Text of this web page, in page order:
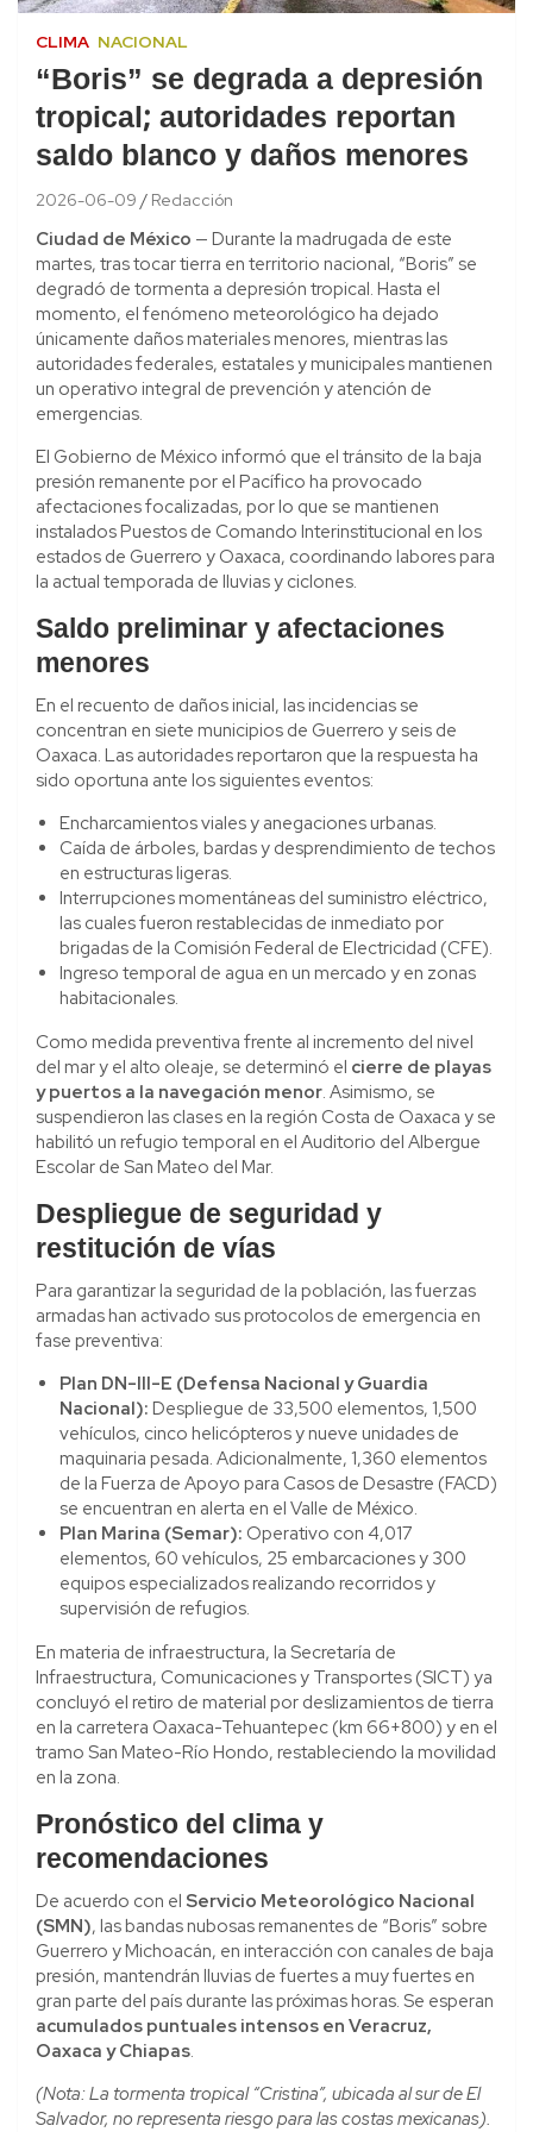
CLIMA NACIONAL
“Boris” se degrada a depresión
tropical; autoridades reportan
saldo blanco y daños menores
2026-06-09 Redacción
Ciudad de México — Durante la madrugada de este
martes, tras tocar tierra en territorio nacional, “Boris” se
degradó de tormenta a depresión tropical. Hasta el
momento, el fenómeno meteorológico ha dejado
únicamente daños materiales menores, mientras las
autoridades federales, estatales y municipales mantienen
un operativo integral de prevención y atención de
emergencias.
El Gobierno de México informó que el tránsito de la baja
presión remanente por el Pacífico ha provocado
afectaciones focalizadas, por lo que se mantienen
instalados Puestos de Comando Interinstitucional en los
estados de Guerrero y Oaxaca, coordinando labores para
la actual temporada de lluvias y ciclones.
Saldo preliminar y afectaciones
menores
En el recuento de daños inicial, las incidencias se
concentran en siete municipios de Guerrero y seis de
Oaxaca. Las autoridades reportaron que la respuesta ha
sido oportuna ante los siguientes eventos:
Encharcamientos viales y anegaciones urbanas.
Caída de árboles, bardas y desprendimiento de techos
en estructuras ligeras.
Interrupciones momentáneas del suministro eléctrico,
las cuales fueron restablecidas de inmediato por
brigadas de la Comisión Federal de Electricidad (CFE).
Ingreso temporal de agua en un mercado y en zonas
habitacionales.
Como medida preventiva frente al incremento del nivel
del mar y el alto oleaje, se determinó el cierre de playas
y puertos a la navegación menor. Asimismo, se
suspendieron las clases en la región Costa de Oaxaca y se
habilitó un refugio temporal en el Auditorio del Albergue
Escolar de San Mateo del Mar.
Despliegue de seguridad y
restitución de vías
Para garantizar la seguridad de la población, las fuerzas
armadas han activado sus protocolos de emergencia en
fase preventiva:
Plan DN-III-E (Defensa Nacional y Guardia
Nacional): Despliegue de 33,500 elementos, 1,500
vehículos, cinco helicópteros y nueve unidades de
maquinaria pesada. Adicionalmente, 1,360 elementos
de la Fuerza de Apoyo para Casos de Desastre (FACD)
se encuentran en alerta en el Valle de México.
Plan Marina (Semar): Operativo con 4,017
elementos, 60 vehículos, 25 embarcaciones y 300
equipos especializados realizando recorridos y
supervisión de refugios.
En materia de infraestructura, la Secretaría de
Infraestructura, Comunicaciones y Transportes (SICT) ya
concluyó el retiro de material por deslizamientos de tierra
en la carretera Oaxaca-Tehuantepec (km 66+800) y en el
tramo San Mateo-Río Hondo, restableciendo la movilidad
en la zona.
Pronóstico del clima y
recomendaciones
De acuerdo con el Servicio Meteorológico Nacional
(SMN), las bandas nubosas remanentes de “Boris” sobre
Guerrero y Michoacán, en interacción con canales de baja
presión, mantendrán lluvias de fuertes a muy fuertes en
gran parte del país durante las próximas horas. Se esperan
acumulados puntuales intensos en Veracruz,
Oaxaca y Chiapas.
(Nota: La tormenta tropical “Cristina”, ubicada al sur de El
Salvador, no representa riesgo para las costas mexicanas).